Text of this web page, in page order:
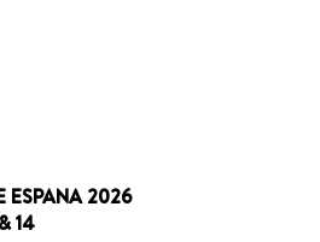
ESPANA 2026
14